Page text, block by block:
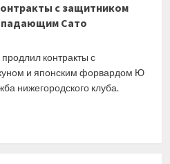
с защитником
Сато
контракты с
и японским форвардом Ю
нижегородского клуба.